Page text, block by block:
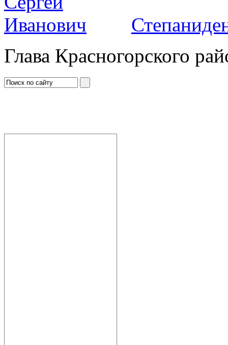
Глава Красногорского